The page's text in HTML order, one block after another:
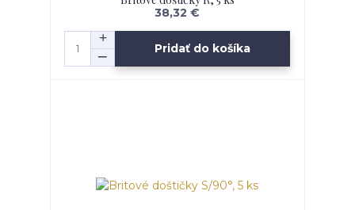
38,32 €
Pridať do košíka